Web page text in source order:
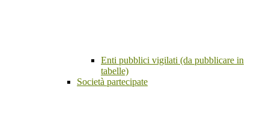
Enti pubblici vigilati (da pubblicare in
tabelle)
Società partecipate